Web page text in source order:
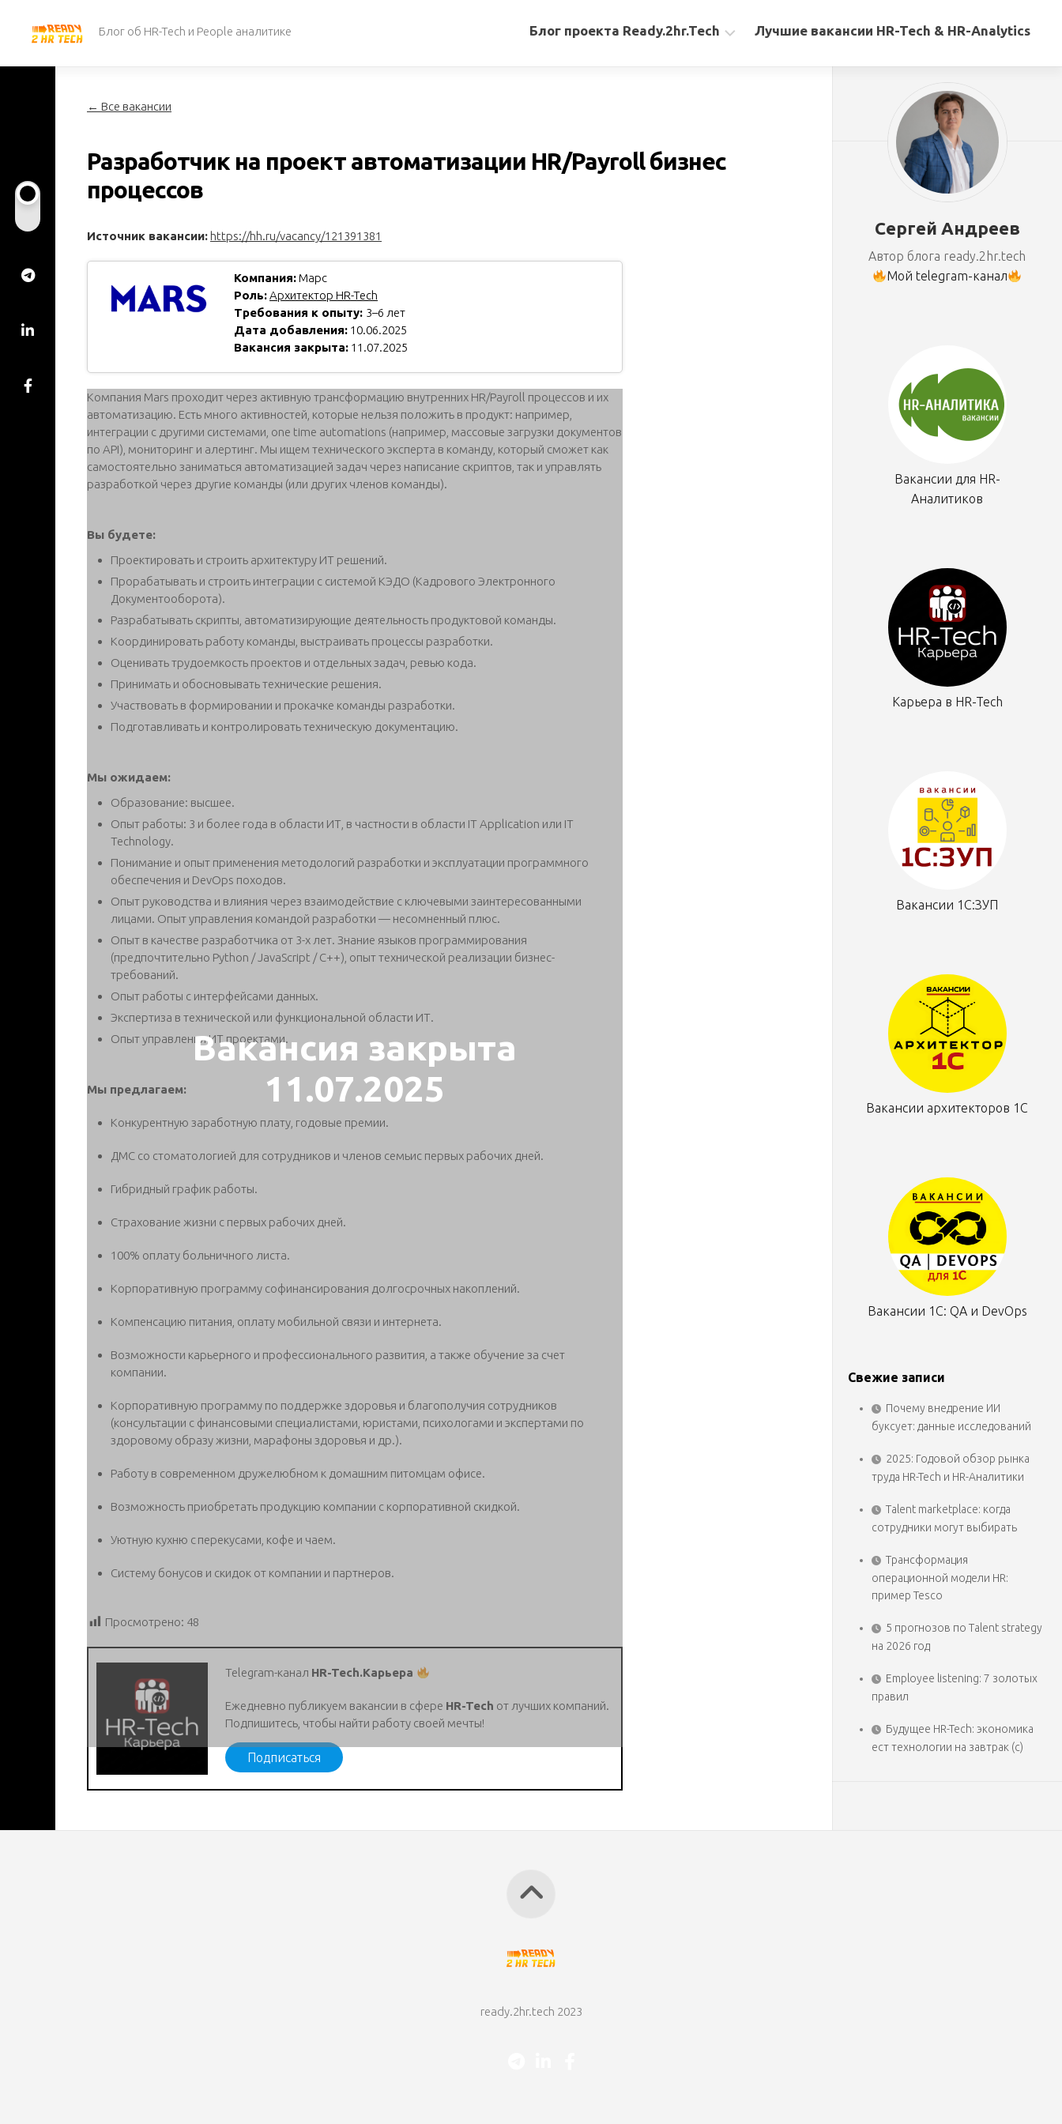
содержанию
Блог об HR-Tech и People аналитике Блог проекта Ready.2hr.Tech
Авторские
Лучшие вакансии HR-Tech & HR-Analytics
← Все вакансии
Разработчик на проект автоматизации HR/Payroll бизнес
процессов
Источник вакансии: https://hh.ru/vacancy/121391381
Компания:Марс
Роль:Архитектор HR-Tech
Требования к опыту: 3–6 лет
Дата добавления: 10.06.2025
Вакансия закрыта: 11.07.2025
Вакансия закрыта
11.07.2025
Компания Mars проходит через активную трансформацию внутренних HR/Payroll процессов и их
автоматизацию. Есть много активностей, которые нельзя положить в продукт: например,
интеграции с другими системами, one time automations (например, массовые загрузки документов
по API), мониторинг и алертинг. Мы ищем технического эксперта в команду, который сможет как
самостоятельно заниматься автоматизацией задач через написание скриптов, так и управлять
разработкой через другие команды (или других членов команды).
Вы будете:
Проектировать и строить архитектуру ИТ решений.
Прорабатывать и строить интеграции с системой КЭДО (Кадрового Электронного
Документооборота).
Разрабатывать скрипты, автоматизирующие деятельность продуктовой команды.
Координировать работу команды, выстраивать процессы разработки.
Оценивать трудоемкость проектов и отдельных задач, ревью кода.
Принимать и обосновывать технические решения.
Участвовать в формировании и прокачке команды разработки.
Подготавливать и контролировать техническую документацию.
Мы ожидаем:
Образование: высшее.
Опыт работы: 3 и более года в области ИТ, в частности в области IT Application или IT
Technology.
Понимание и опыт применения методологий разработки и эксплуатации программного
обеспечения и DevOps походов.
Опыт руководства и влияния через взаимодействие с ключевыми заинтересованными
лицами. Опыт управления командой разработки — несомненный плюс.
Опыт в качестве разработчика от 3-х лет. Знание языков программирования
(предпочтительно Python / JavaScript / C++), опыт технической реализации бизнес-
требований.
Опыт работы с интерфейсами данных.
Экспертиза в технической или функциональной области ИТ.
Опыт управления ИТ проектами.
Мы предлагаем:
Конкурентную заработную плату, годовые премии.
ДМС со стоматологией для сотрудников и членов семьис первых рабочих дней.
Гибридный график работы.
Страхование жизни с первых рабочих дней.
100% оплату больничного листа.
Корпоративную программу софинансирования долгосрочных накоплений.
Компенсацию питания, оплату мобильной связи и интернета.
Возможности карьерного и профессионального развития, а также обучение за счет
компании.
Корпоративную программу по поддержке здоровья и благополучия сотрудников
(консультации с финансовыми специалистами, юристами, психологами и экспертами по
здоровому образу жизни, марафоны здоровья и др.).
Работу в современном дружелюбном к домашним питомцам офисе.
Возможность приобретать продукцию компании с корпоративной скидкой.
Уютную кухню с перекусами, кофе и чаем.
Систему бонусов и скидок от компании и партнеров.
Просмотрено: 48
Telegram-канал HR-Tech.Карьера
Ежедневно публикуем вакансии в сфере HR-Tech от лучших компаний.
Подпишитесь, чтобы найти работу своей мечты!
Подписаться
Сергей Андреев
Автор блога ready.2hr.tech
Мой telegram-канал
Вакансии для HR-
Аналитиков
Карьера в HR-Tech
Вакансии 1С:ЗУП
Вакансии архитекторов 1С
Вакансии 1С: QA и DevOps
Свежие записи
Почему внедрение ИИ
буксует: данные исследований
2025: Годовой обзор рынка
труда HR-Tech и HR-Аналитики
Talent marketplace: когда
сотрудники могут выбирать
Трансформация
операционной модели HR:
пример Tesco
5 прогнозов по Talent strategy
на 2026 год
Employee listening: 7 золотых
правил
Будущее HR-Tech: экономика
ест технологии на завтрак (с)
ready.2hr.tech 2023